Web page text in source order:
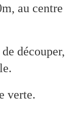
au centre
découper,
verte.